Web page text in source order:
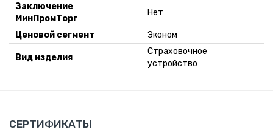
Заключение
МинПромТорг
Нет
Ценовой сегмент Эконом
Вид изделия
Страховочное
устройство
СЕРТИФИКАТЫ